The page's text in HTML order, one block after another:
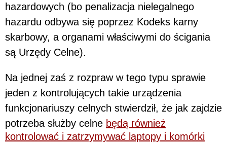
hazardowych (bo penalizacja nielegalnego
hazardu odbywa się poprzez Kodeks karny
skarbowy, a organami właściwymi do ścigania
są Urzędy Celne).
Na jednej zaś z rozpraw w tego typu sprawie
jeden z kontrolujących takie urządzenia
funkcjonariuszy celnych stwierdził, że jak zajdzie
potrzeba służby celne będą również
kontrolować i zatrzymywać laptopy i komórki